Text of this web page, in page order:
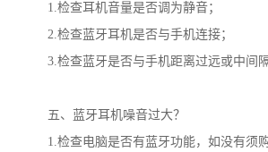
1.检查耳机音量是否调为静音；
2.检查蓝牙耳机是否与手机连接；
3.检查蓝牙是否与手机距离过远或中间
五、蓝牙耳机噪音过大？
1.检查电脑是否有蓝牙功能，如没有须